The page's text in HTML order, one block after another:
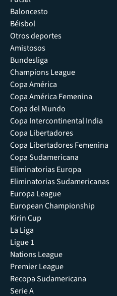
Baloncesto
Béisbol
Otros deportes
Amistosos
Bundesliga
Champions League
Copa América
Copa América Femenina
Copa del Mundo
Copa Intercontinental India
Copa Libertadores
Copa Libertadores Femenina
Copa Sudamericana
Eliminatorias Europa
Eliminatorias Sudamericanas
Europa League
European Championship
Kirin Cup
La Liga
Ligue 1
Nations League
Premier League
Recopa Sudamericana
Serie A